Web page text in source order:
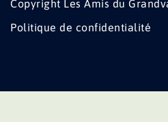
Copyright Les Amis du
Politique de confidentialité